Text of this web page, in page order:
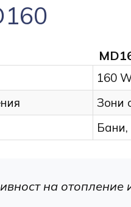
160
Зони
Бани,
на отопление